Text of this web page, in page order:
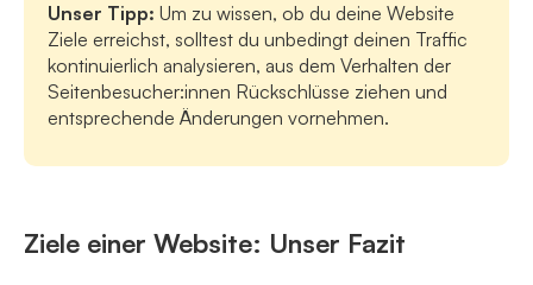
Unser Tipp: Um zu wissen, ob du deine Website
Ziele erreichst, solltest du unbedingt deinen Traffic
kontinuierlich analysieren, aus dem Verhalten der
Seitenbesucher:innen Rückschlüsse ziehen und
entsprechende Änderungen vornehmen.
Ziele einer Website: Unser Fazit